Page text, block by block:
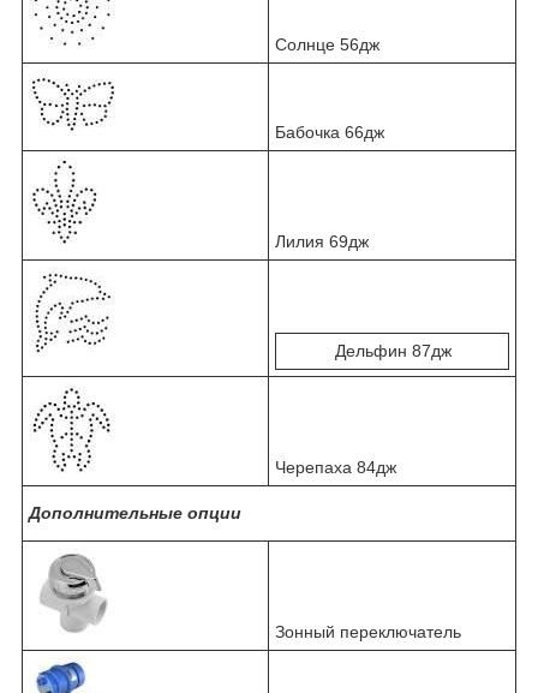
Солнце 56дж
Бабочка 66дж
Лилия 69дж
Дельфин 87дж
Черепаха 84дж
Дополнительные опции
Зонный переключатель